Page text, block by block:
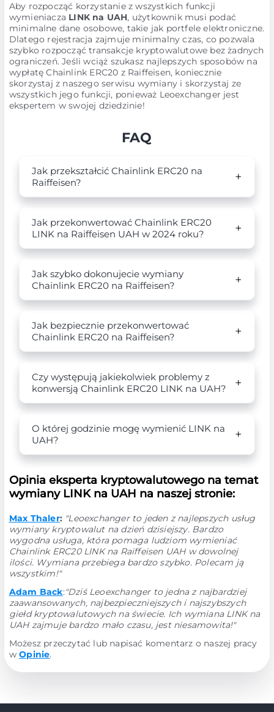
Aby rozpocząć korzystanie z wszystkich funkcji
wymieniacza LINK na UAH, użytkownik musi podać
minimalne dane osobowe, takie jak portfele elektroniczne.
Dlatego rejestracja zajmuje minimalny czas, co pozwala
szybko rozpocząć transakcje kryptowalutowe bez żadnych
ograniczeń. Jeśli wciąż szukasz najlepszych sposobów na
wypłatę Chainlink ERC20 z Raiffeisen, koniecznie
skorzystaj z naszego serwisu wymiany i skorzystaj ze
wszystkich jego funkcji, ponieważ Leoexchanger jest
ekspertem w swojej dziedzinie!
FAQ
Jak przekształcić Chainlink ERC20 na
Raiffeisen?
Jak przekonwertować Chainlink ERC20
LINK na Raiffeisen UAH w 2024 roku?
Jak szybko dokonujecie wymiany
Chainlink ERC20 na Raiffeisen?
Jak bezpiecznie przekonwertować
Chainlink ERC20 na Raiffeisen?
Czy występują jakiekolwiek problemy z
konwersją Chainlink ERC20 LINK na UAH?
O której godzinie mogę wymienić LINK na
UAH?
Opinia eksperta kryptowalutowego na temat
wymiany LINK na UAH na naszej stronie:
Max Thaler: "Leoexchanger to jeden z najlepszych usług
wymiany kryptowalut na dzień dzisiejszy. Bardzo
wygodna usługa, która pomaga ludziom wymieniać
Chainlink ERC20 LINK na Raiffeisen UAH w dowolnej
ilości. Wymiana przebiega bardzo szybko. Polecam ją
wszystkim!"
Adam Back:"Dziś Leoexchanger to jedna z najbardziej
zaawansowanych, najbezpieczniejszych i najszybszych
giełd kryptowalutowych na świecie. Ich wymiana LINK na
UAH zajmuje bardzo mało czasu, jest niesamowita!"
Możesz przeczytać lub napisać komentarz o naszej pracy
wOpinie.